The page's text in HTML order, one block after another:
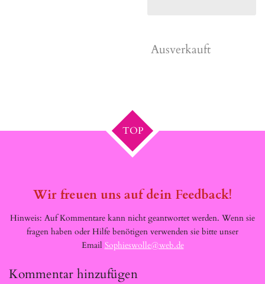
Ausverkauft
TOP
Wir freuen uns auf dein Feedback!
Hinweis: Auf Kommentare kann nicht geantwortet werden. Wenn sie
fragen haben oder Hilfe benötigen verwenden sie bitte unser
Email Sophieswolle@web.de
Kommentar hinzufügen